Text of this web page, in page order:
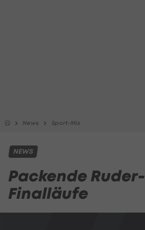
News Sport-Mix
NEWS
Packende Ruder-
Finalläufe